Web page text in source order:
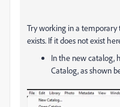
Try working in a temporary
exists. If it does not exist
In the new catalog,
Catalog, as shown